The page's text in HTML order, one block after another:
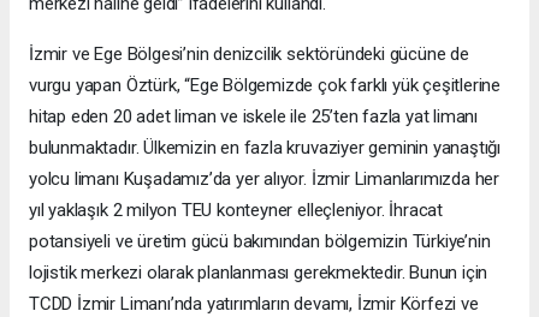
İzmir ve Ege Bölgesi’nin denizcilik sektöründeki gücüne de
vurgu yapan Öztürk, “Ege Bölgemizde çok farklı yük çeşitlerine
hitap eden 20 adet liman ve iskele ile 25’ten fazla yat limanı
bulunmaktadır. Ülkemizin en fazla kruvaziyer geminin yanaştığı
yolcu limanı Kuşadamız’da yer alıyor. İzmir Limanlarımızda her
yıl yaklaşık 2 milyon TEU konteyner elleçleniyor. İhracat
potansiyeli ve üretim gücü bakımından bölgemizin Türkiye’nin
lojistik merkezi olarak planlanması gerekmektedir. Bunun için
TCDD İzmir Limanı’nda yatırımların devamı, İzmir Körfezi ve